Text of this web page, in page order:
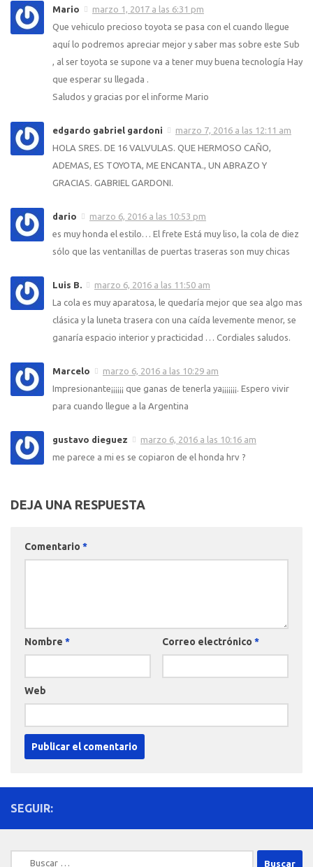
Mario
marzo 1, 2017 a las 6:31 pm
Que vehiculo precioso toyota se pasa con el cuando llegue
aquí lo podremos apreciar mejor y saber mas sobre este Sub
, al ser toyota se supone va a tener muy buena tecnología Hay
que esperar su llegada .
Saludos y gracias por el informe Mario
edgardo gabriel gardoni
marzo 7, 2016 a las 12:11 am
HOLA SRES. DE 16 VALVULAS. QUE HERMOSO CAÑO,
ADEMAS, ES TOYOTA, ME ENCANTA., UN ABRAZO Y
GRACIAS. GABRIEL GARDONI.
dario
marzo 6, 2016 a las 10:53 pm
es muy honda el estilo… El frete Está muy liso, la cola de diez
sólo que las ventanillas de puertas traseras son muy chicas
Luis B.
marzo 6, 2016 a las 11:50 am
La cola es muy aparatosa, le quedaría mejor que sea algo mas
clásica y la luneta trasera con una caída levemente menor, se
ganaría espacio interior y practicidad … Cordiales saludos.
Marcelo
marzo 6, 2016 a las 10:29 am
Impresionante¡¡¡¡¡¡ que ganas de tenerla ya¡¡¡¡¡¡¡. Espero vivir
para cuando llegue a la Argentina
gustavo dieguez
marzo 6, 2016 a las 10:16 am
me parece a mi es se copiaron de el honda hrv ?
DEJA UNA RESPUESTA
Comentario *
Nombre * Correo electrónico *
Web
SEGUIR:
Buscar: